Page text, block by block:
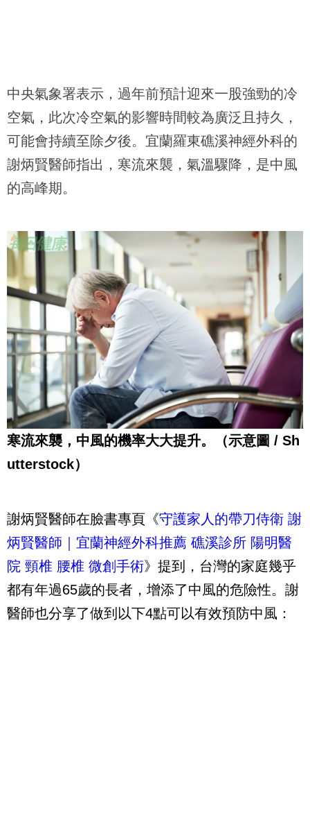
中央氣象署表示，過年前預計迎來一股強勁的冷
空氣，此次冷空氣的影響時間較為廣泛且持久，
可能會持續至除夕後。宜蘭羅東礁溪神經外科的
謝炳賢醫師指出，寒流來襲，氣溫驟降，是中風
的高峰期。
寒流來襲，中風的機率大大提升。（示意圖 / Sh
utterstock）
謝炳賢醫師在臉書專頁《守護家人的帶刀侍衛 謝
炳賢醫師｜宜蘭神經外科推薦 礁溪診所 陽明醫
院 頸椎 腰椎 微創手術》提到，台灣的家庭幾乎
都有年過65歲的長者，增添了中風的危險性。謝
醫師也分享了做到以下4點可以有效預防中風：